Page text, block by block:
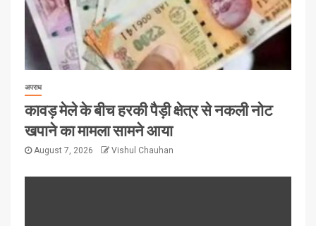
अपराध
कावड़ मेले के बीच हरकी पैड़ी क्षेत्र से नकली नोट
खपाने का मामला सामने आया
August 7, 2026 Vishul Chauhan